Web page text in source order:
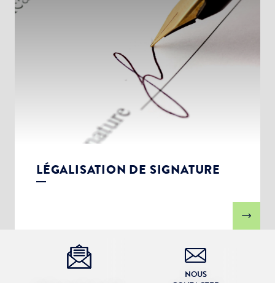
LÉGALISATION DE SIGNATURE
NOUS